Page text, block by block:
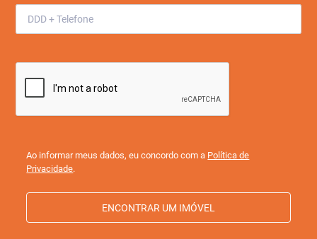
Ao informar meus dados, eu concordo com a Política de
Privacidade.
ENCONTRAR UM IMÓVEL